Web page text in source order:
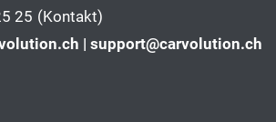
25 (Kontakt)
| support@carvolution.ch